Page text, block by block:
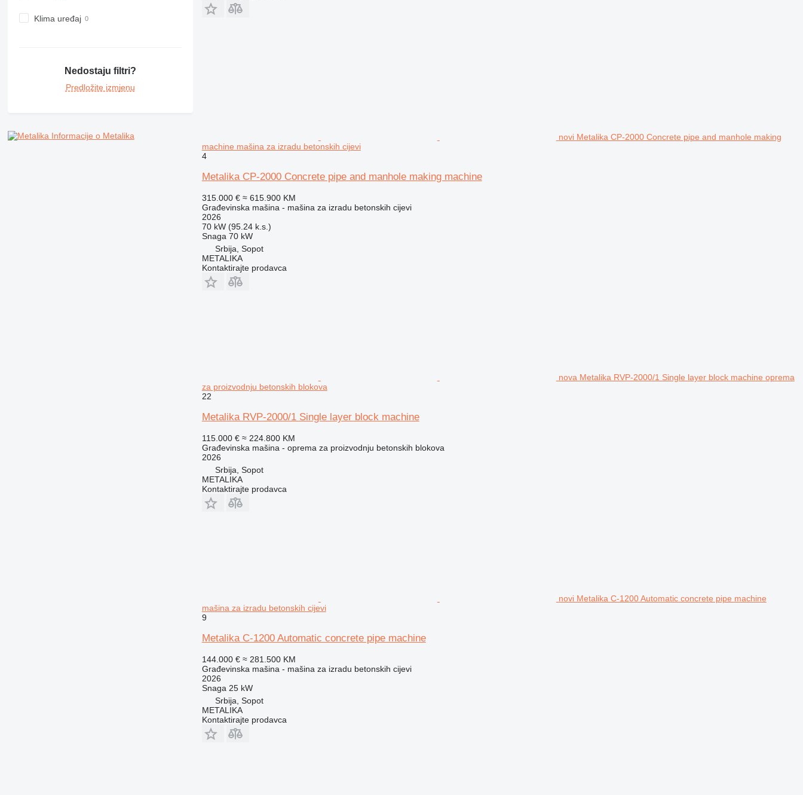
980
CS
Klima uređaj
Nedostaju filtri?
Predložite izmjenu
Informacije o Metalika
novi Metalika CP-2000 Concrete pipe and manhole making
machine mašina za izradu betonskih cijevi
4
Metalika CP-2000 Concrete pipe and manhole making machine
315.000 € ≈ 615.900 KM
Građevinska mašina - mašina za izradu betonskih cijevi
2026
70 kW (95.24 k.s.)
Snaga 70 kW
Srbija, Sopot
METALIKA
Kontaktirajte prodavca
nova Metalika RVP-2000/1 Single layer block machine oprema
za proizvodnju betonskih blokova
22
Metalika RVP-2000/1 Single layer block machine
115.000 € ≈ 224.800 KM
Građevinska mašina - oprema za proizvodnju betonskih blokova
2026
Srbija, Sopot
METALIKA
Kontaktirajte prodavca
novi Metalika C-1200 Automatic concrete pipe machine
mašina za izradu betonskih cijevi
9
Metalika C-1200 Automatic concrete pipe machine
144.000 € ≈ 281.500 KM
Građevinska mašina - mašina za izradu betonskih cijevi
2026
Snaga 25 kW
Srbija, Sopot
METALIKA
Kontaktirajte prodavca